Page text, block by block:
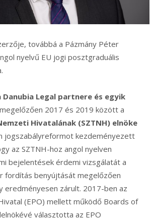
továbbá a Pázmány Péter
nyelvű EU jogi posztgraduális
Danubia Legal partnere és egyik
2017 és 2019 között a
Hivatalának (SZTNH) elnöke
jogszabályreformot kezdeményezett
az SZTNH-hoz angol nyelven
bejelentések érdemi vizsgálatát a
fordítás benyújtását megelőzően
eredményesen zárult. 2017-ben az
(EPO) mellett működő Boards of
választotta az EPO